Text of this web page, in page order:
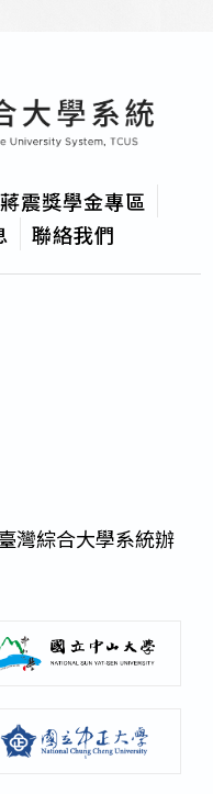
蔣震獎學金專區
聯絡我們
灣綜合大學系統辦